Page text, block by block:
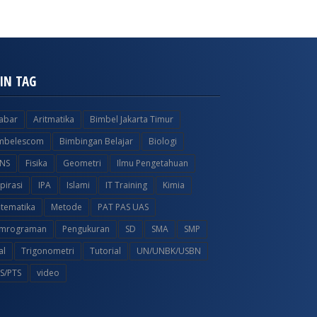
TAG
Aritmatika
Bimbel Jakarta Timur
Bimbingan Belajar
Biologi
Fisika Geometri
Ilmu Pengetahuan
IPA Islami IT Training
Kimia
Metode
PAT PAS UAS
Pengukuran SD SMA
SMP
Trigonometri Tutorial
UN/UNBK/USBN
PTS
video